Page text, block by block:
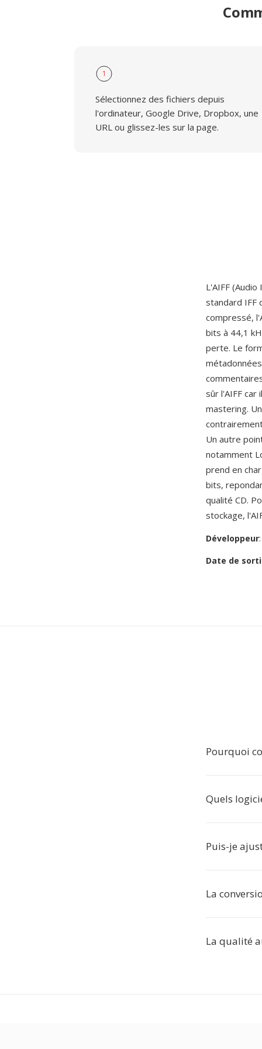
1
Sélectionnez des fichiers depuis
l'ordinateur, Google Drive, Dropbox, une
URL ou glissez-les sur la page.
L'AIFF
standard IFF
compressé,
bits à 44,1
perte. Le
sûr l'AIFF
mastering.
Un autre
notamment
prend en
bits,
qualité CD.
stockage,
Développeur:
Date de
Pourquoi
Quels
Puis-je
La
La qualité